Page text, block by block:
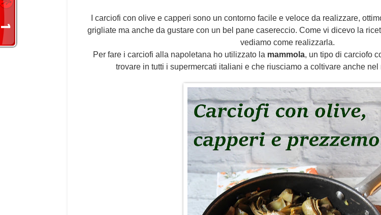
I carciofi con olive e capperi sono un contorno facile e veloce da realizzare,
grigliate ma anche da gustare con un bel pane casereccio. Come vi dicevo la
vediamo come realizzarla.
Per fare i carciofi alla napoletana ho utilizzato la mammola, un tipo di carciofo
trovare in tutti i supermercati italiani e che riusciamo a coltivare anche nel